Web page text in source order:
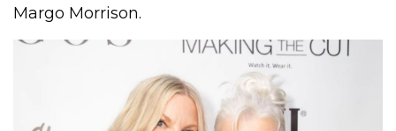
Margo Morrison.